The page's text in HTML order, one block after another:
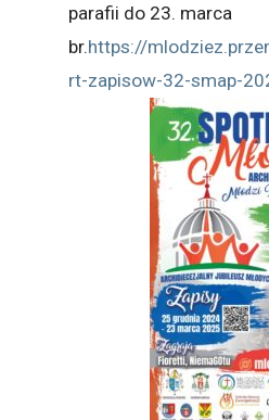
parafii do 23. marca
br.https://
rt-zapisow-32-smap-